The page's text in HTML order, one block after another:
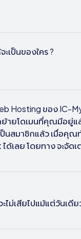
ะเป็นของใคร ?
Hosting ของIC-
ดเมนที่คุณมีอยู่แล้ว
สมาชิกแล้ว เมื่อคุณ
ด้เลย โดยทางจะจัด
ม่เสียไปแม้แต่วันเดีย